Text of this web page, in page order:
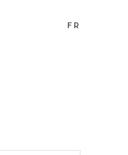
FR